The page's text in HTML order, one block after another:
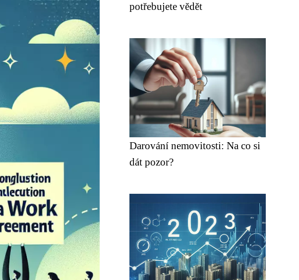
potřebujete vědět
Darování nemovitosti: Na co si
dát pozor?